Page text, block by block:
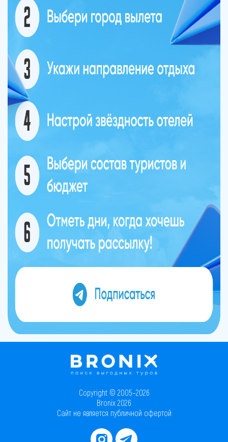
Copyright © 2005–2026
Bronix 2026
Сайт не является публичной офертой